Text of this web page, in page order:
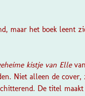
maar het boek leent
kistje van Elle van
Niet alleen de
De titel